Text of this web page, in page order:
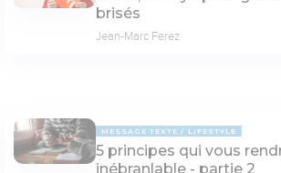
brisés
Jean-Marc Ferez
MESSAGE TEXTE LIFESTYLE
5 principes qui vous
inébranlable - partie 2